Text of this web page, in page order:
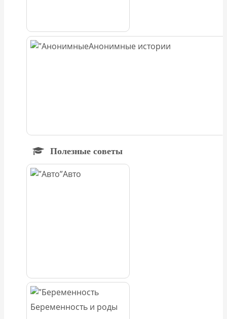
Анонимные истории
Полезные советы
Авто
Беременность и роды